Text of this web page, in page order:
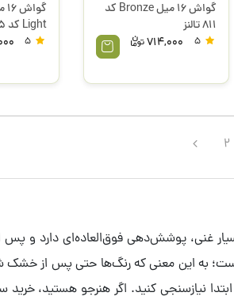
گواش 16 میل Bronze کد
811 تالنز
5
714,000
Light کد 505 تالنز
5
2
بسیار غنی، پوشش‌دهی فوق‌العاده‌ای دارد و
به این معنی که رنگ‌ها حتی پس از خشک
نیازسنجی کنید. اگر هنرجو هستید، خرید